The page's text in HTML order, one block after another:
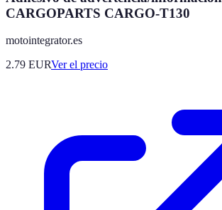
CARGOPARTS CARGO-T130
motointegrator.es
2.79 EURVer el precio